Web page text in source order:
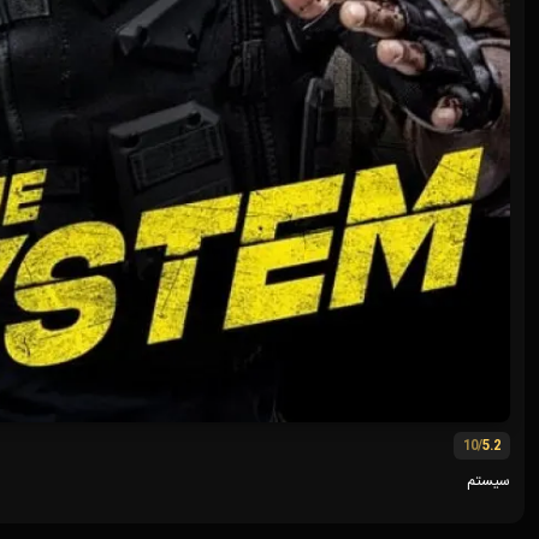
5.2
/10
سیستم